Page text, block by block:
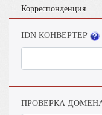
Корреспонденция
IDN КОНВЕРТЕР
ПРОВЕРКА